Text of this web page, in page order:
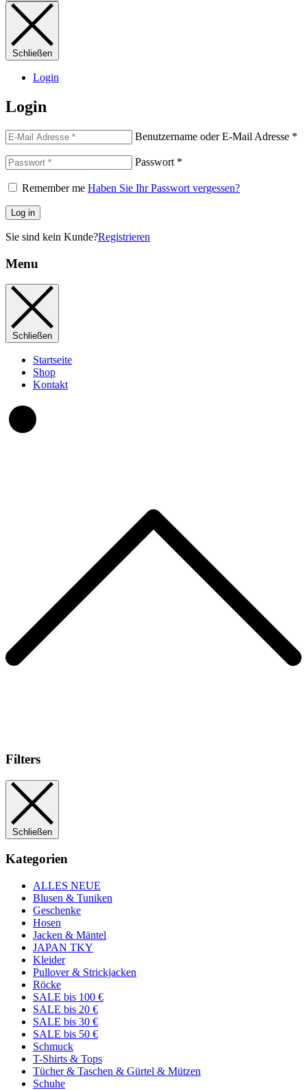
Schließen
Login
Login
Benutzername oder E-Mail Adresse *
Passwort *
Remember me Haben Sie Ihr Passwort vergessen?
Log in
Sie sind kein Kunde?Registrieren
Menu
Schließen
Startseite
Shop
Kontakt
Filters
Schließen
Kategorien
ALLES NEUE
Blusen & Tuniken
Geschenke
Hosen
Jacken & Mäntel
JAPAN TKY
Kleider
Pullover & Strickjacken
Röcke
SALE bis 100 €
SALE bis 20 €
SALE bis 30 €
SALE bis 50 €
Schmuck
T-Shirts & Tops
Tücher & Taschen & Gürtel & Mützen
Schuhe